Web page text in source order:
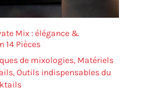
Mix : élégance &
14 Pièces
de mixologies, Matériels
,Outils indispensables du